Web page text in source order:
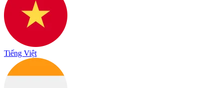
Tiếng Việt